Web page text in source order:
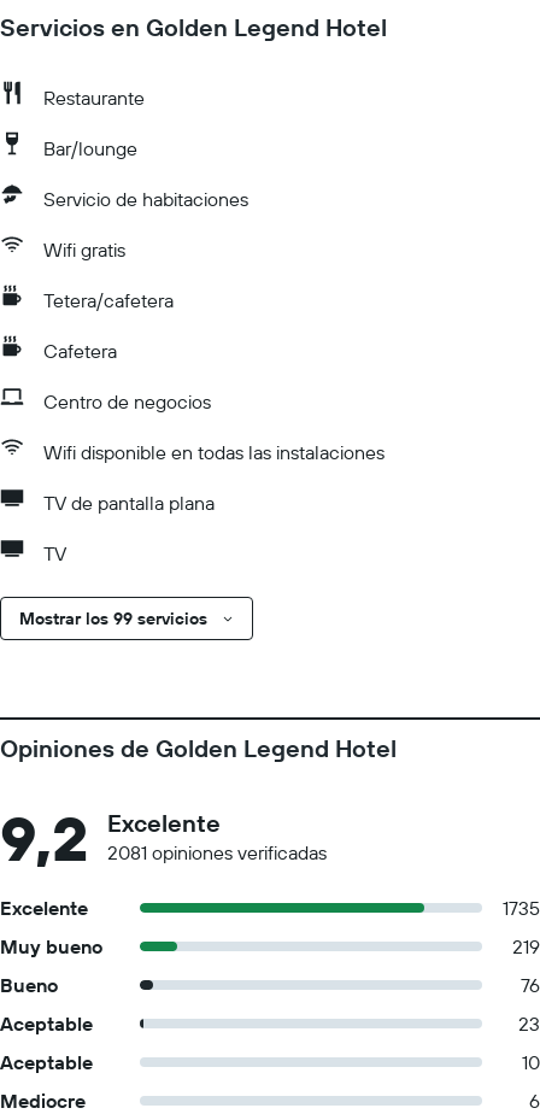
Servicios en Golden Legend Hotel
Restaurante
Bar/lounge
Servicio de habitaciones
Wifi gratis
Tetera/cafetera
Cafetera
Centro de negocios
Wifi disponible en todas las instalaciones
TV de pantalla plana
TV
Mostrar los 99 servicios
Opiniones de Golden Legend Hotel
9,2 Excelente
2081 opiniones verificadas
Excelente
1735
Muy bueno
219
Bueno
76
Aceptable
23
Aceptable
10
Mediocre
6